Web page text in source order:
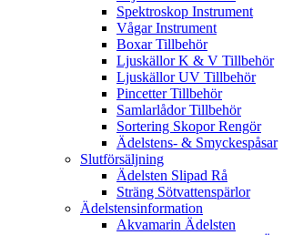
Spektroskop Instrument
Vågar Instrument
Boxar Tillbehör
Ljuskällor K & V Tillbehör
Ljuskällor UV Tillbehör
Pincetter Tillbehör
Samlarlådor Tillbehör
Sortering Skopor Rengör
Ädelstens- & Smyckespåsar
Slutförsäljning
Ädelsten Slipad Rå
Sträng Sötvattenspärlor
Ädelstensinformation
Akvamarin Ädelsten